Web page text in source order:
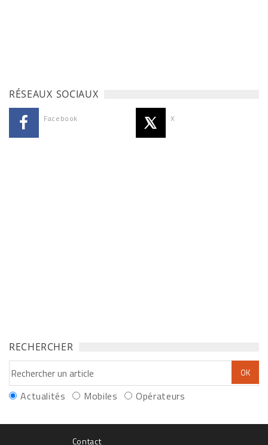
RÉSEAUX SOCIAUX
Facebook X
RECHERCHER
Actualités Mobiles Opérateurs
Contact